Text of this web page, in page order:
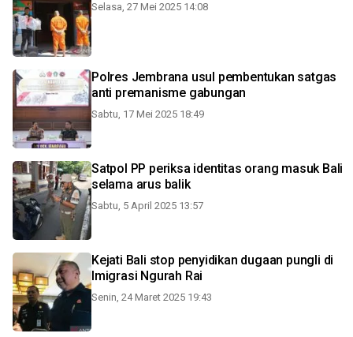
Selasa, 27 Mei 2025 14:08
Polres Jembrana usul pembentukan satgas
anti premanisme gabungan
Sabtu, 17 Mei 2025 18:49
Satpol PP periksa identitas orang masuk Bali
selama arus balik
Sabtu, 5 April 2025 13:57
Kejati Bali stop penyidikan dugaan pungli di
Imigrasi Ngurah Rai
Senin, 24 Maret 2025 19:43